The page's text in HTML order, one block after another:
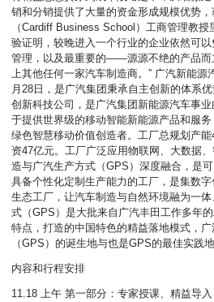
销和分销提供了大量的资金形成规模优势
（Cardiff Business School）工商管理教
验证明，较晚进入一个行业的企业依然可
管理，以及最重要的——源源不绝的产品而
上其他任何一家汽车制造商。” 广汽新能源
月28日，是广汽集团秉承自主创新的体系
创新科技公司，是广汽集团新能源汽车事
于提供世界级的移动智能新能源产品和服
绿色智慧移动价值创造者。工厂总规划产
资47亿元。工厂广泛应用物联网、大数据
造与广汽生产方式（GPS）深度融合，是
具备个性化定制生产能力的工厂，是集数
生态工厂，让汽车制造与自然环境融为一
式（GPS）是大批来自广汽丰田工作多年
特点，打造的中国特色的精益落地模式，
（GPS）的诞生地与也是GPS的最佳实践地
内容和行程安排
11.18 上午 第一部分：专家授课、精益导